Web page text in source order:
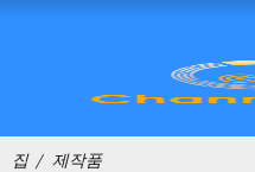
집 제작품